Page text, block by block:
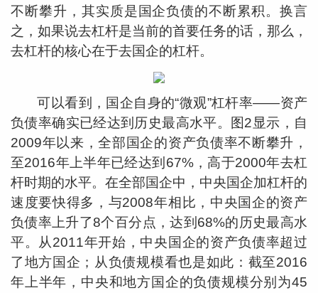
不断攀升，其实质是国企负债的不断累积。换言
之，如果说去杠杆是当前的首要任务的话，那么，
去杠杆的核心在于去国企的杠杆。
可以看到，国企自身的“微观”杠杆率——资产
负债率确实已经达到历史最高水平。图2显示，自
2009年以来，全部国企的资产负债率不断攀升，
至2016年上半年已经达到67%，高于2000年去杠
杆时期的水平。在全部国企中，中央国企加杠杆的
速度要快得多，与2008年相比，中央国企的资产
负债率上升了8个百分点，达到68%的历史最高水
平。从2011年开始，中央国企的资产负债率超过
了地方国企；从负债规模看也是如此：截至2016
年上半年，中央和地方国企的负债规模分别为45